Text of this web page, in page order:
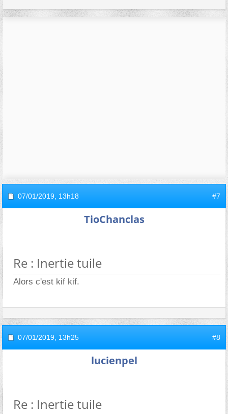
07/01/2019, 13h18 #7
TioChanclas
Re : Inertie tuile
Alors c'est kif kif.
07/01/2019, 13h25 #8
lucienpel
Re : Inertie tuile